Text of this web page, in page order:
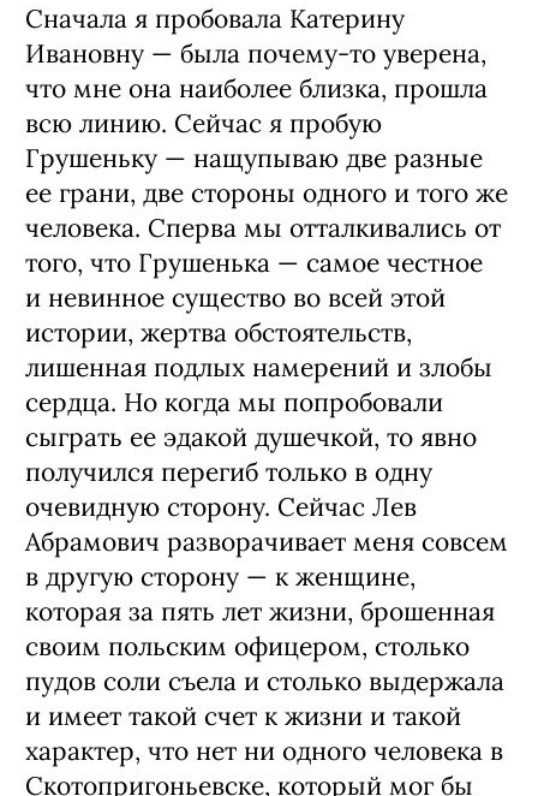
Сначала я пробовала Катерину
Ивановну — была почему-то уверена,
что мне она наиболее близка, прошла
всю линию. Сейчас я пробую
Грушеньку — нащупываю две разные
ее грани, две стороны одного и того же
человека. Сперва мы отталкивались от
того, что Грушенька — самое честное
и невинное существо во всей этой
истории, жертва обстоятельств,
лишенная подлых намерений и злобы
сердца. Но когда мы попробовали
сыграть ее эдакой душечкой, то явно
получился перегиб только в одну
очевидную сторону. Сейчас Лев
Абрамович разворачивает меня совсем
в другую сторону — к женщине,
которая за пять лет жизни, брошенная
своим польским офицером, столько
пудов соли съела и столько выдержала
и имеет такой счет к жизни и такой
характер, что нет ни одного человека в
Скотопригоньевске, который мог бы